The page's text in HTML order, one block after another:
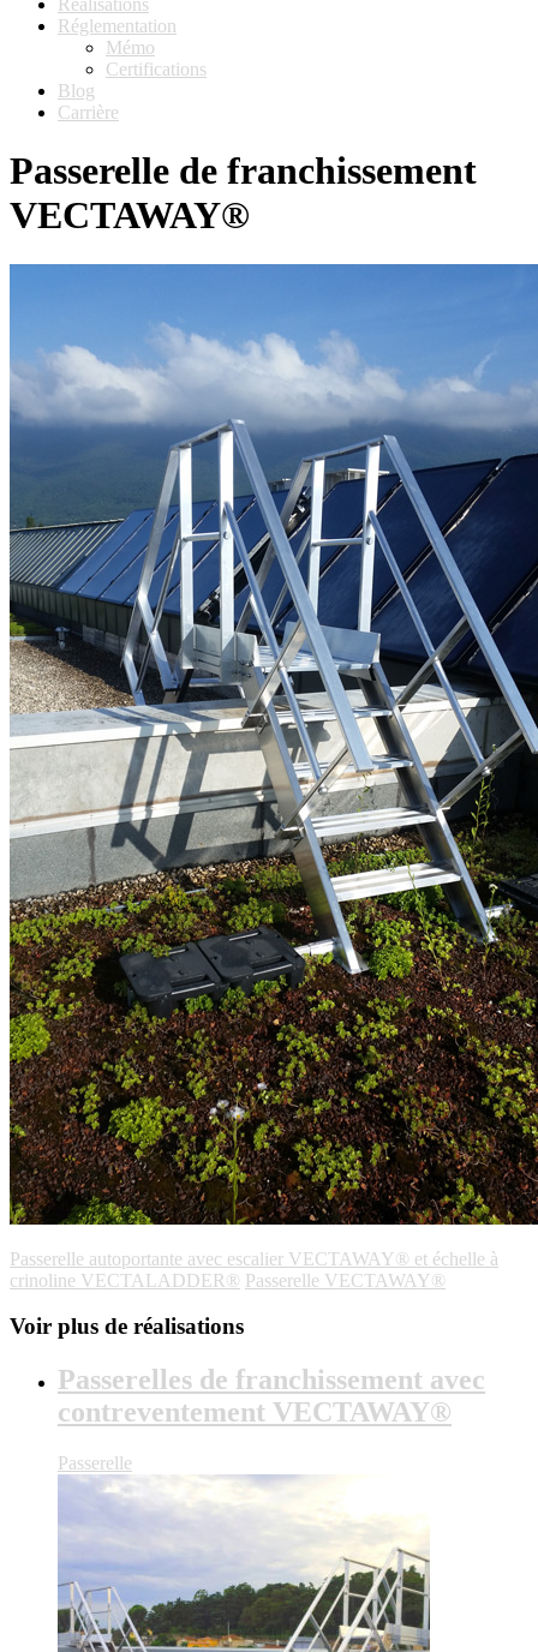
Réglementation
Mémo
Certifications
Blog
Carrière
Passerelle de franchissement
VECTAWAY®
Passerelle autoportante avec escalier VECTAWAY® et échelle à
crinoline VECTALADDER® Passerelle VECTAWAY®
Voir plus de réalisations
Passerelles de franchissement avec
contreventement VECTAWAY®
Passerelle